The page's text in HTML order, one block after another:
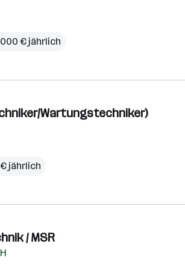
€ jährlich
Wartungstechniker)
jährlich
/ MSR